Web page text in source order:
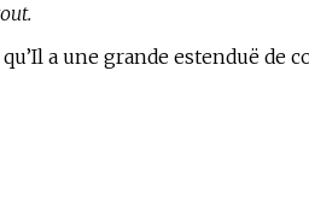
a une grande estenduë de